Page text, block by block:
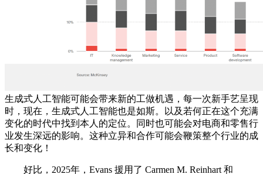
生成式人工智能可能会带来新的工做机遇，每一次新手艺呈现
时，现在，生成式人工智能也是如斯。以及若何正在这个充满
变化的时代中找到本人的定位。同时也可能会对电商和零售行
业发生深远的影响。这种立异和合作可能会鞭策整个行业的成
长和变化！
好比，2025年，Evans 援用了 Carmen M. Reinhart 和